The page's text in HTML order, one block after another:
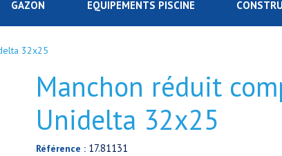
GAZON EQUIPEMENTS PISCINE
32x25
Manchon réduit
Unidelta 32x25
Référence : 17.81131